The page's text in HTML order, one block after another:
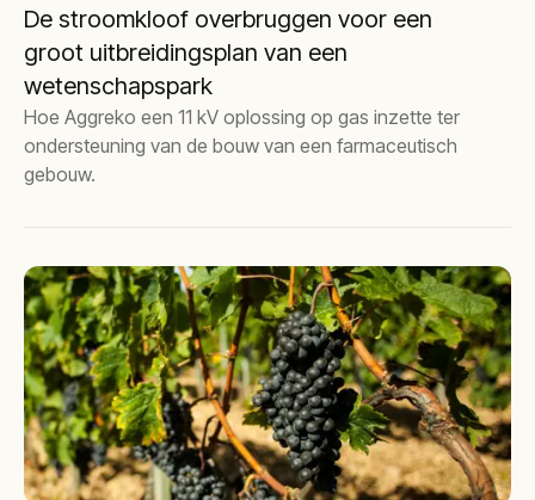
De stroomkloof overbruggen voor een
groot uitbreidingsplan van een
wetenschapspark
Hoe Aggreko een 11 kV oplossing op gas inzette ter
ondersteuning van de bouw van een farmaceutisch
gebouw.